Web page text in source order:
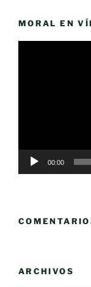
MORAL EN
00:00
ARCHIVOS